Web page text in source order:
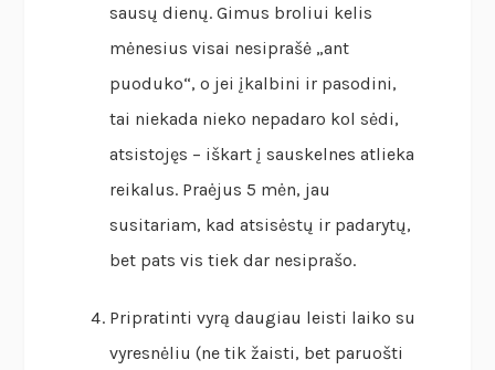
sausų dienų. Gimus broliui kelis
mėnesius visai nesiprašė „ant
puoduko“, o jei įkalbini ir pasodini,
tai niekada nieko nepadaro kol sėdi,
atsistojęs – iškart į sauskelnes atlieka
reikalus. Praėjus 5 mėn, jau
susitariam, kad atsisėstų ir padarytų,
bet pats vis tiek dar nesiprašo.
Pripratinti vyrą daugiau leisti laiko su
vyresnėliu (ne tik žaisti, bet paruošti